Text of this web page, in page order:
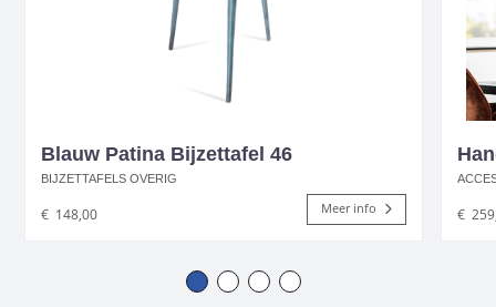
Blauw Patina Bijzettafel 46
BIJZETTAFELS OVERIG
€ 148,00 Meer info €